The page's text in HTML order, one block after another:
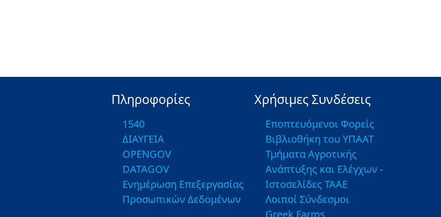
Πληροφορίες
1540
ΔΙΑΥΓΕΙΑ
OPENGOV
DATAGOV
Ενημέρωση Επεξεργασίας
Προσωπικών Δεδομένων
Χρήσιμες Συνδέσεις
Εποπτευόμενοι Φορείς
Βιβλιοθήκη του ΥΠΑΑΤ
Τμήματα Αγροτικής
Ανάπτυξης και Ελέγχων -
Ιστοσελίδες ΤΑΑΕ
Λοιποί Σύνδεσμοι
Greek Farms